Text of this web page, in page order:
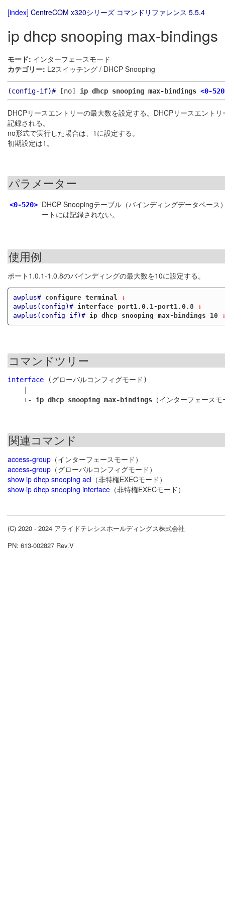
[index] CentreCOM x320シリーズ コマンドリファレンス 5.5.4
ip dhcp snooping max-bindings
モード: インターフェースモード
カテゴリー: L2スイッチング / DHCP Snooping
(config-if)#[no] ip dhcp snooping max-bindings <0-
DHCPリースエントリーの最大数を設定する。DHCPリースエント
記録される。
no形式で実行した場合は、1に設定する。
初期設定は1。
パラメーター
<0-520> DHCP Snoopingテーブル（バインディングデータベー
ートには記録されない。
使用例
ポート1.0.1-1.0.8のバインディングの最大数を10に設定する。
awplus# configure terminal
↓
awplus(config)#
interface port1.0.1-port1.0.8 ↓
awplus(config-if)#
ip dhcp snooping max-bindings 10
コマンドツリー
interface (グローバルコンフィグモード)
    +-
ip dhcp snooping max-bindings
関連コマンド
access-group （インターフェースモード）
access-group （グローバルコンフィグモード）
show ip dhcp snooping acl （非特権EXECモード）
show ip dhcp snooping interface （非特権EXECモード）
(C) 2020 - 2024 アライドテレシスホールディングス株式会社
PN: 613-002827 Rev.V